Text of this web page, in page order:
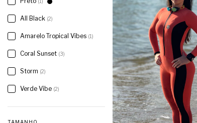
All Black (2)
Amarelo Tropical Vibes (1)
Coral Sunset (3)
Storm (2)
Verde Vibe (2)